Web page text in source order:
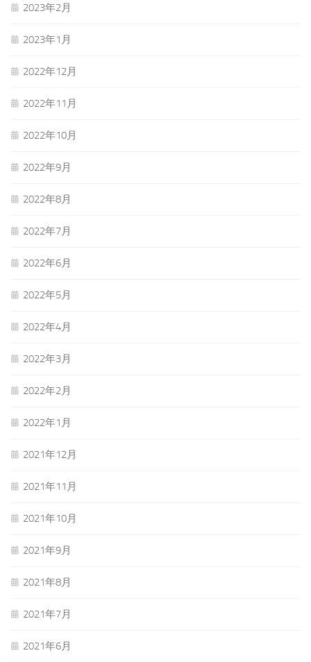
2023年2月
2023年1月
2022年12月
2022年11月
2022年10月
2022年9月
2022年8月
2022年7月
2022年6月
2022年5月
2022年4月
2022年3月
2022年2月
2022年1月
2021年12月
2021年11月
2021年10月
2021年9月
2021年8月
2021年7月
2021年6月